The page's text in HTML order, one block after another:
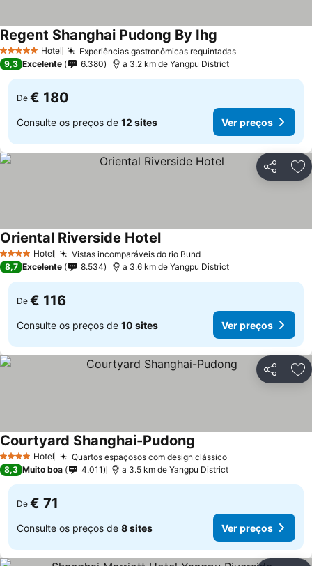
5 Estrelas Hotel Experiências gastronômicas requintadasVer preços
Regent Shanghai Pudong By Ihg
9,3 Excelente 6.380 a 3.2 km de Yangpu District
De € 180
Consulte os preços de 12 sites Ver preços
Partilhar
4 EstrelasHotel Vistas incomparáveis do rio BundVer preços
Oriental Riverside HotelVer preços
8,7 Excelente 8.534 a 3.6 km de Yangpu District
De € 116
Consulte os preços de 10 sites Ver preços
Partilhar
4 EstrelasHotel Quartos espaçosos com design clássicoVer preços
Courtyard Shanghai-Pudong
8,3 Muito boa 4.011 a 3.5 km de Yangpu District
De € 71
Consulte os preços de 8 sites Ver preços